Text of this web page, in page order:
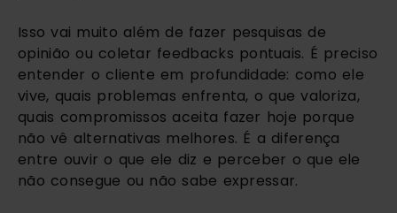
Isso vai muito além de fazer pesquisas de
opinião ou coletar feedbacks pontuais. É preciso
entender o cliente em profundidade: como ele
vive, quais problemas enfrenta, o que valoriza,
quais compromissos aceita fazer hoje porque
não vê alternativas melhores. É a diferença
entre ouvir o que ele diz e perceber o que ele
não consegue ou não sabe expressar.